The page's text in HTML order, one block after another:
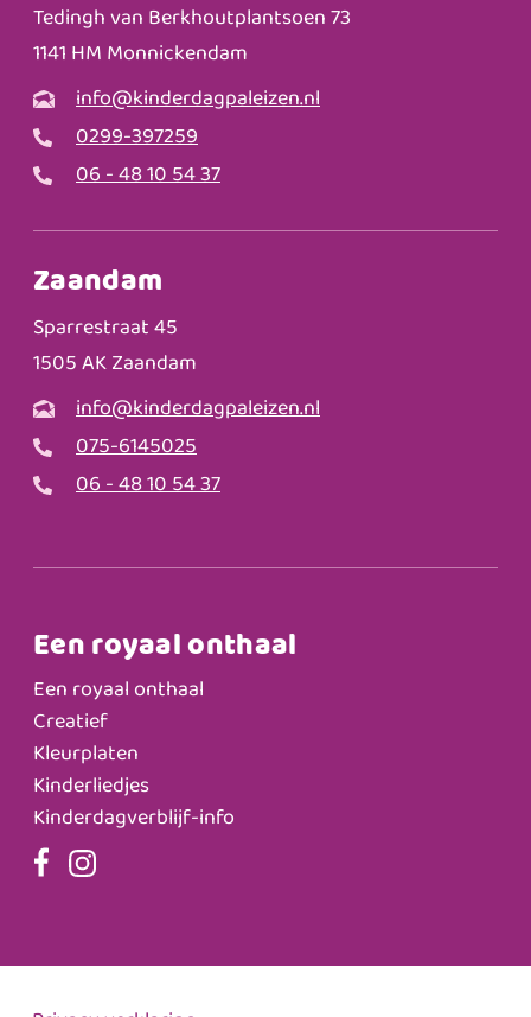
Tedingh van Berkhoutplantsoen 73
1141 HM Monnickendam
info@kinderdagpaleizen.nl
0299-397259
06 - 48 10 54 37
Zaandam
Sparrestraat 45
1505 AK Zaandam
info@kinderdagpaleizen.nl
075-6145025
06 - 48 10 54 37
Een royaal onthaal
Een royaal onthaal
Creatief
Kleurplaten
Kinderliedjes
Kinderdagverblijf-info